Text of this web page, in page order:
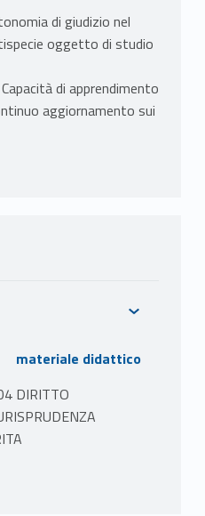
di giudizio nel
oggetto di studio
di apprendimento
aggiornamento sui
materiale didattico
DIRITTO